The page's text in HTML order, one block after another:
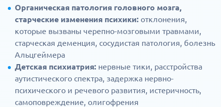
Органическая патология головного мозга,
старческие изменения психики: отклонения,
которые вызваны черепно-мозговыми травмами,
старческая деменция, сосудистая патология, болезнь
Альцгеймера
Детская психиатрия: нервные тики, расстройства
аутистического спектра, задержка нервно-
психического и речевого развития, истеричность,
самоповреждение, олигофрения